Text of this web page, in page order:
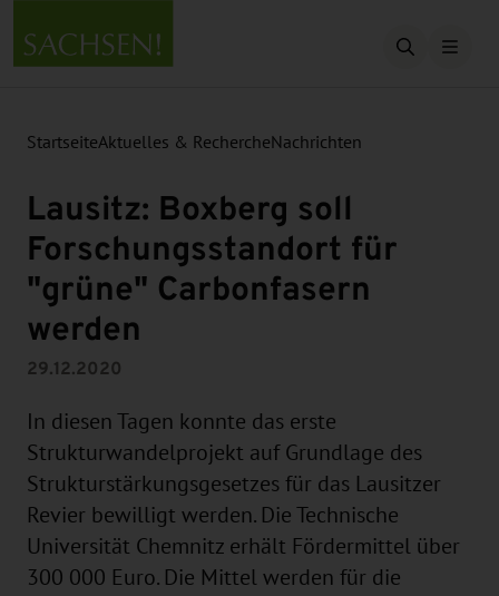
Suche
StartseiteAktuelles & RechercheNachrichten
Lausitz: Boxberg soll
Forschungsstandort für
"grüne" Carbonfasern
werden
29.12.2020
In diesen Tagen konnte das erste
Strukturwandelprojekt auf Grundlage des
Strukturstärkungsgesetzes für das Lausitzer
Revier bewilligt werden. Die Technische
Universität Chemnitz erhält Fördermittel über
300 000 Euro. Die Mittel werden für die